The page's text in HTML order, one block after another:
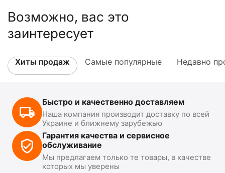
Возможно, вас это
заинтересует
Хиты продаж Самые популярные Недавно
Быстро и качественно доставляем
Наша компания производит доставку по всей
Украине и ближнему зарубежью
Гарантия качества и сервисное
обслуживание
Мы предлагаем только те товары, в качестве
которых мы уверены